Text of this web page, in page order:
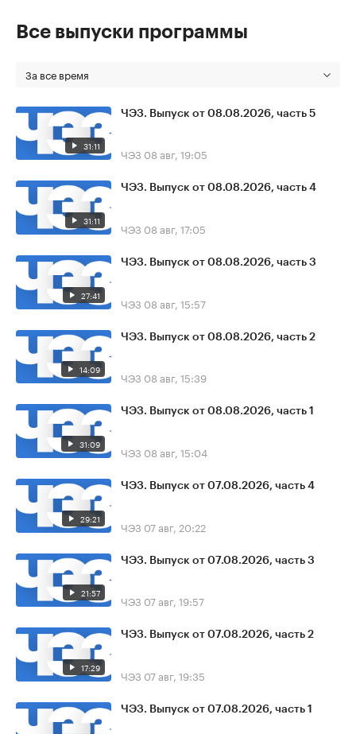
Все выпуски программы
За все время
31:11
ЧЭЗ. Выпуск от 08.08.2026, часть 5
ЧЭЗ 08 авг, 19:05
31:11
ЧЭЗ. Выпуск от 08.08.2026, часть 4
ЧЭЗ 08 авг, 17:05
27:41
ЧЭЗ. Выпуск от 08.08.2026, часть 3
ЧЭЗ 08 авг, 15:57
14:09
ЧЭЗ. Выпуск от 08.08.2026, часть 2
ЧЭЗ 08 авг, 15:39
31:09
ЧЭЗ. Выпуск от 08.08.2026, часть 1
ЧЭЗ 08 авг, 15:04
29:21
ЧЭЗ. Выпуск от 07.08.2026, часть 4
ЧЭЗ 07 авг, 20:22
21:57
ЧЭЗ. Выпуск от 07.08.2026, часть 3
ЧЭЗ 07 авг, 19:57
17:29
ЧЭЗ. Выпуск от 07.08.2026, часть 2
ЧЭЗ 07 авг, 19:35
ЧЭЗ. Выпуск от 07.08.2026, часть 1